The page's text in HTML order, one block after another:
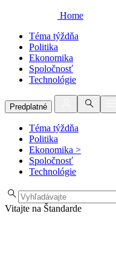
Home
Téma týždňa
Politika
Ekonomika
Spoločnosť
Technológie
Predplatné
Téma týždňa
Politika
Ekonomika >
Spoločnosť
Technológie
Vitajte na Štandarde